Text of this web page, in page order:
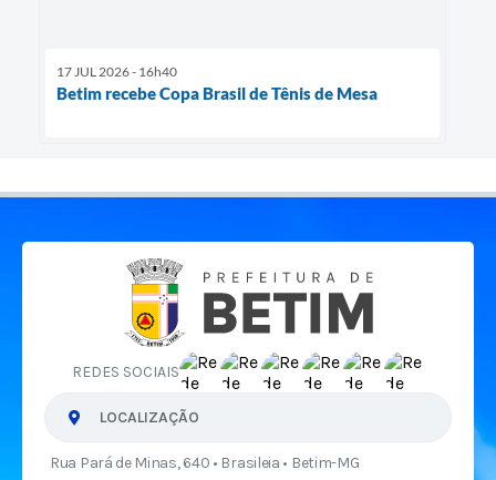
17 JUL 2026 - 16h40
Betim recebe Copa Brasil de Tênis de Mesa
REDES SOCIAIS
LOCALIZAÇÃO
Rua Pará de Minas, 640 • Brasileia • Betim-MG